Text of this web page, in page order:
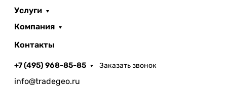
Услуги
Компания
Контакты
+7 (495) 968-85-85 Заказать звонок
info@tradegeo.ru